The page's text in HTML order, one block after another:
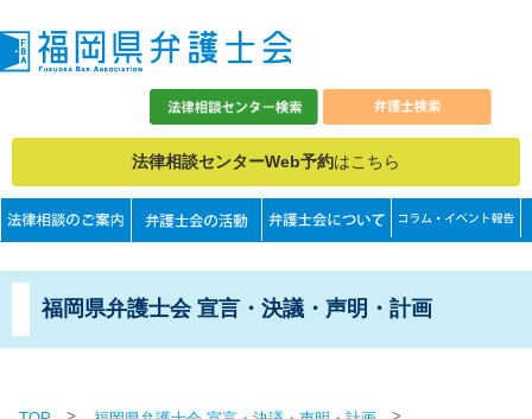
法律相談センターWeb予約はこちら
福岡県弁護士会 宣言・決議・声明・計画